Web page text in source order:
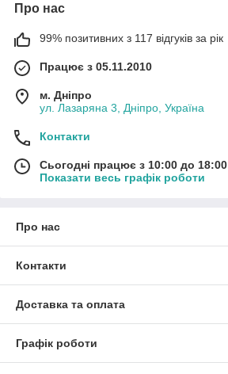
Про нас
99% позитивних з 117 відгуків за рік
Працює з 05.11.2010
м. Дніпро
ул. Лазаряна 3, Дніпро, Україна
Контакти
Сьогодні працює з 10:00 до 18:00
Показати весь графік роботи
Про нас
Контакти
Доставка та оплата
Графік роботи